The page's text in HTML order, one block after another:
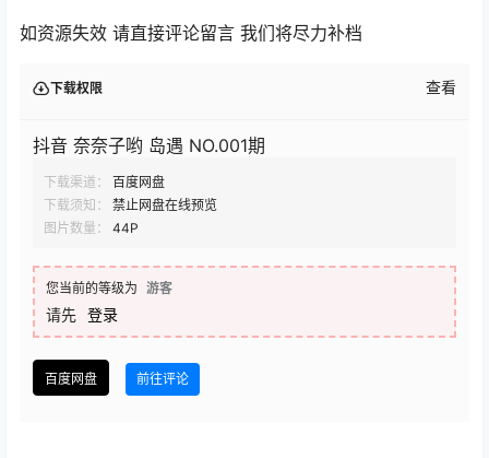
如资源失效 请直接评论留言 我们将尽力补档
下载权限 查看
抖音 奈奈子哟 岛遇 NO.001期
下载渠道：
百度网盘
下载须知：
禁止网盘在线预览
图片数量：
44P
您当前的等级为 游客
请先 登录
百度网盘 前往评论